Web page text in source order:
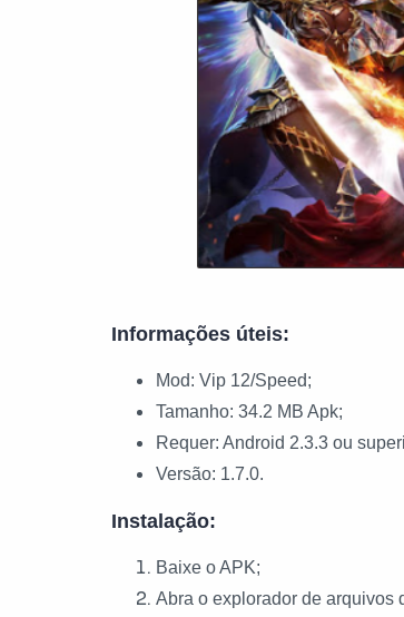
Informações úteis:
Mod: Vip 12/Speed;
Tamanho: 34.2 MB Apk;
Requer: Android 2.3.3 ou
Versão: 1.7.0.
Instalação:
Baixe o APK;
Abra o explorador de arquivos